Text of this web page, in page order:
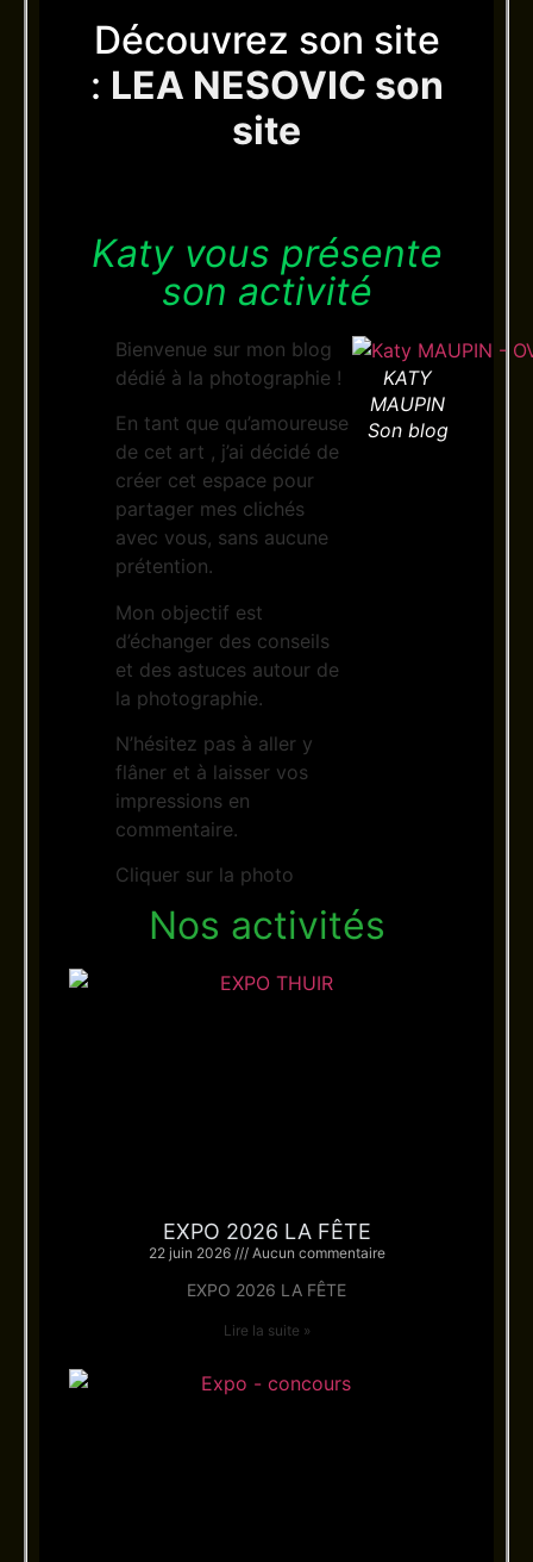
Découvrez son site
: LEA NESOVIC son
site
Katy vous présente
son activité
Bienvenue sur mon blog
dédié à la photographie !
En tant que qu’amoureuse
de cet art , j’ai décidé de
créer cet espace pour
partager mes clichés
avec vous, sans aucune
prétention.
Mon objectif est
d’échanger des conseils
et des astuces autour de
la photographie.
N’hésitez pas à aller y
flâner et à laisser vos
impressions en
commentaire.
Cliquer sur la photo
KATY
MAUPIN
Son blog
Nos activités
EXPO 2026 LA FÊTE
22 juin 2026 Aucun commentaire
EXPO 2026 LA FÊTE
Lire la suite »